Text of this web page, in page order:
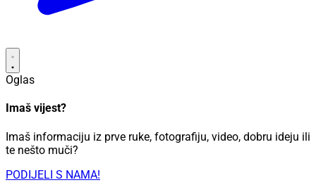
Oglas
Imaš vijest?
Imaš informaciju iz prve ruke, fotografiju, video, dobru ideju ili
te nešto muči?
PODIJELI S NAMA!